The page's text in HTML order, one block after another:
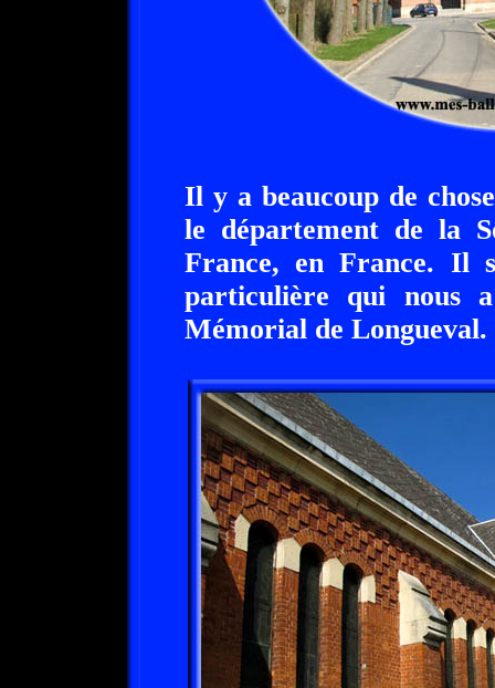
Il y a beaucoup de
le département de la
France, en France. Il
particulière qui nous
Mémorial de Longueval.